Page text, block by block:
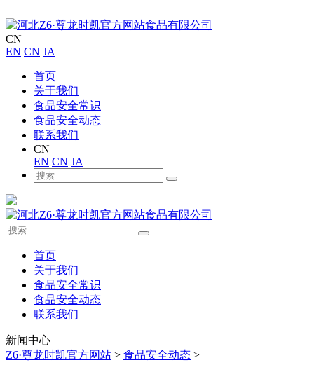
CN
EN CN JA
首页
关于我们
食品安全常识
食品安全动态
联系我们
CN
EN CN JA
首页
关于我们
食品安全常识
食品安全动态
联系我们
新闻中心
Z6·尊龙时凯官方网站 > 食品安全动态 >